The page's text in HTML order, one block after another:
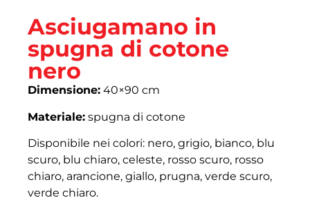
Asciugamano in
spugna di cotone
nero
Dimensione: 40×90 cm
Materiale: spugna di cotone
Disponibile nei colori: nero, grigio, bianco, blu
scuro, blu chiaro, celeste, rosso scuro, rosso
chiaro, arancione, giallo, prugna, verde scuro,
verde chiaro.